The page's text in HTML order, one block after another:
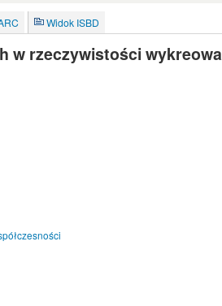
Widok ISBD
w rzeczywistości